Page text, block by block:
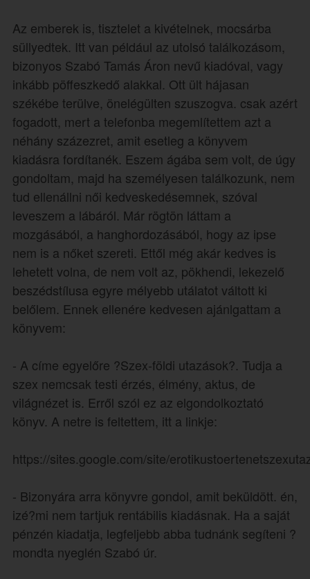
Az emberek is, tisztelet a kivételnek, mocsárba
süllyedtek. Itt van például az utolsó találkozásom,
bizonyos Szabó Tamás Áron nevű kiadóval, vagy
inkább pöffeszkedő alakkal. Ott ült hájasan
székébe terülve, önelégülten szuszogva. csak azért
fogadott, mert a telefonba megemlítettem azt a
néhány százezret, amit esetleg a könyvem
kiadásra fordítanék. Eszem ágába sem volt, de úgy
gondoltam, majd ha személyesen találkozunk, nem
tud ellenállni női kedveskedésemnek, szóval
leveszem a lábáról. Már rögtön láttam a
mozgásából, a hanghordozásából, hogy az ipse
nem is a nőket szereti. Ettől még akár kedves is
lehetett volna, de nem volt az, pökhendi, lekezelő
beszédstílusa egyre mélyebb utálatot váltott ki
belőlem. Ennek ellenére kedvesen ajánlgattam a
könyvem:
- A címe egyelőre ?Szex-földi utazások?. Tudja a
szex nemcsak testi érzés, élmény, aktus, de
világnézet is. Erről szól ez az elgondolkoztató
könyv. A netre is feltettem, itt a linkje:
https://sites.google.com/site/
- Bizonyára arra könyvre gondol, amit beküldött. én,
izé?mi nem tartjuk rentábilis kiadásnak. Ha a saját
pénzén kiadatja, legfeljebb abba tudnánk segíteni ?
mondta nyeglén Szabó úr.